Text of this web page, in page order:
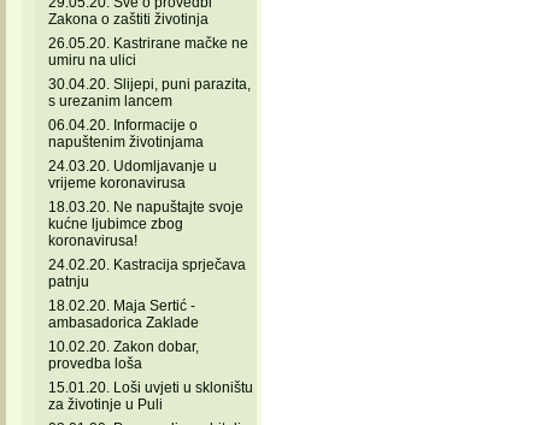
Zakona o zaštiti životinja
26.05.20. Kastrirane mačke ne
umiru na ulici
30.04.20. Slijepi, puni parazita,
s urezanim lancem
06.04.20. Informacije o
napuštenim životinjama
24.03.20. Udomljavanje u
vrijeme koronavirusa
18.03.20. Ne napuštajte svoje
kućne ljubimce zbog
koronavirusa!
24.02.20. Kastracija sprječava
patnju
18.02.20. Maja Sertić -
ambasadorica Zaklade
10.02.20. Zakon dobar,
provedba loša
15.01.20. Loši uvjeti u skloništu
za životinje u Puli